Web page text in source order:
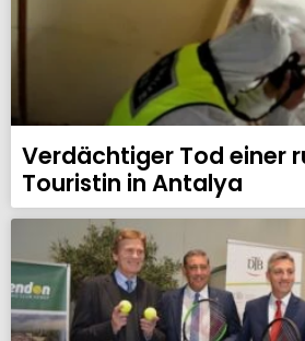
Verdächtiger Tod einer
Touristin in Antalya